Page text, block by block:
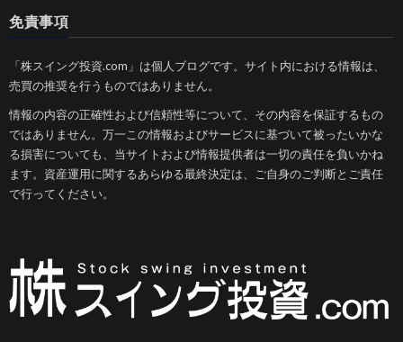
免責事項
「株スイング投資.com」は個人ブログです。サイト内における情報は、
売買の推奨を行うものではありません。
情報の内容の正確性および信頼性等について、その内容を保証するもの
ではありません。万一この情報およびサービスに基づいて被ったいかな
る損害についても、当サイトおよび情報提供者は一切の責任を負いかね
ます。資産運用に関するあらゆる最終決定は、ご自身のご判断とご責任
で行ってください。